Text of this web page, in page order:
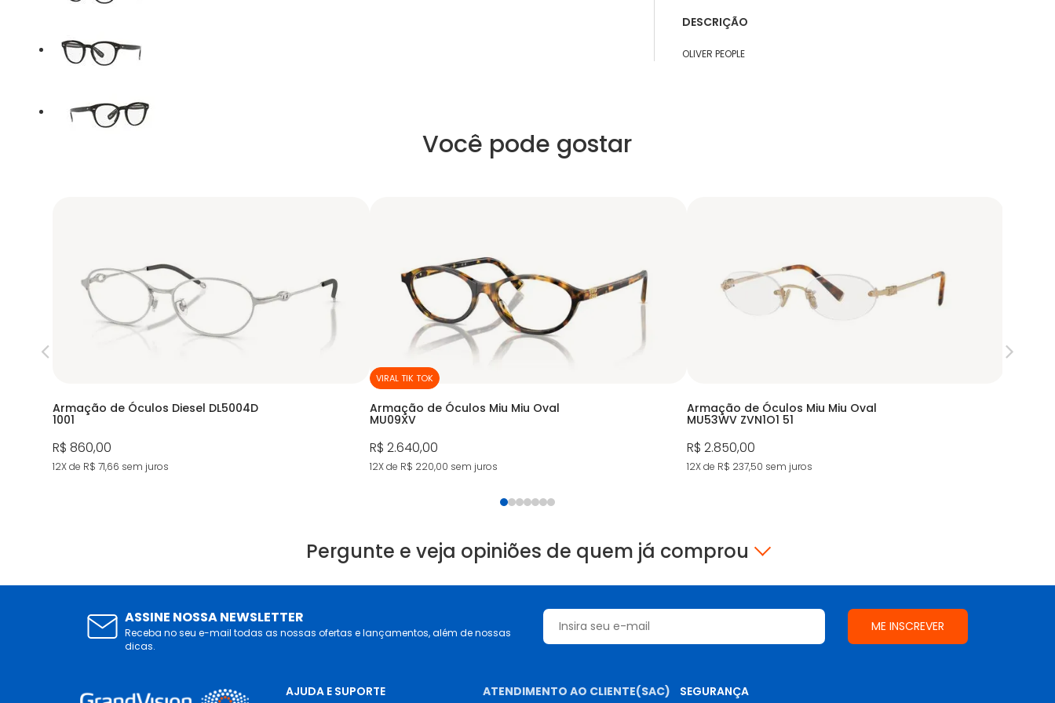
DESCRIÇÃO
OLIVER PEOPLE
Você pode gostar
Armação de Óculos Diesel DL5004D
1001
R$ 860,00
12X de R$ 71,66 sem juros
VIRAL TIK TOK
Armação de Óculos Miu Miu Oval
MU09XV
R$ 2.640,00
12X de R$ 220,00 sem juros
Armação de Óculos Miu Miu Oval
MU53WV ZVN1O1 51
R$ 2.850,00
12X de R$ 237,50 sem juros
Pergunte e veja opiniões de quem já comprou
ASSINE NOSSA NEWSLETTER
Receba no seu e-mail todas as nossas ofertas e lançamentos, além de nossas
dicas.
AJUDA E SUPORTE ATENDIMENTO AO CLIENTE(SAC) SEGURANÇA